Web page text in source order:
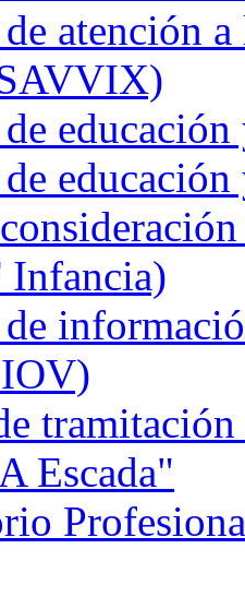
atención
tramitación
Escada"